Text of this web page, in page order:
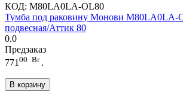
КОД: M80LA0LA-OL80
Тумба под раковину Монови M80LA0LA-
подвесная/Аттик 80
0.0
Предзаказ
771 00 Br .
В корзину